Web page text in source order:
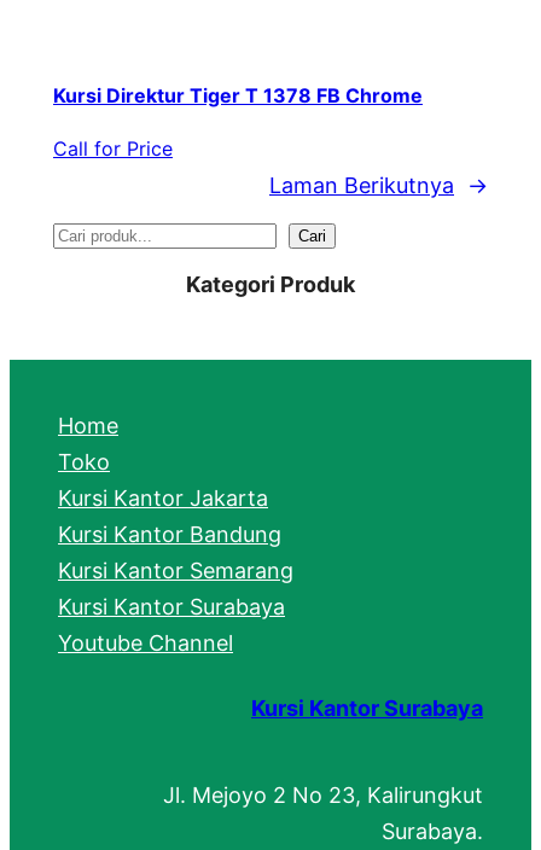
Kursi Direktur Tiger T 1378 FB Chrome
Call for Price
Laman Berikutnya →
S
r
h
Cari
Kategori Produk
Home
Toko
Kursi Kantor Jakarta
Kursi Kantor Bandung
Kursi Kantor Semarang
Kursi Kantor Surabaya
Youtube Channel
Kursi Kantor Surabaya
Jl. Mejoyo 2 No 23, Kalirungkut
Surabaya.